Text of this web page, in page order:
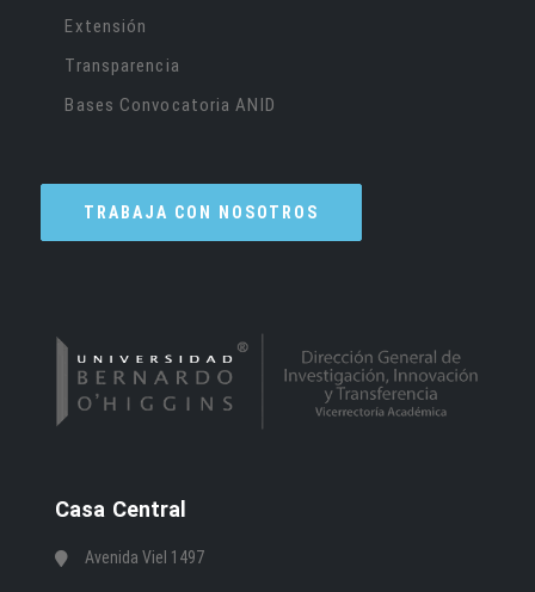
Casa Central
Avenida Viel 1497
Extensión
Transparencia
Bases Convocatoria ANID
TRABAJA CON NOSOTROS